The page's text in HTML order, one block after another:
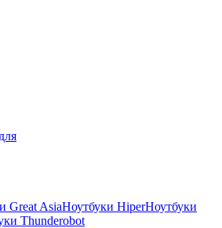
Great AsiaНоутбуки HiperНоутбуки
Thunderobot